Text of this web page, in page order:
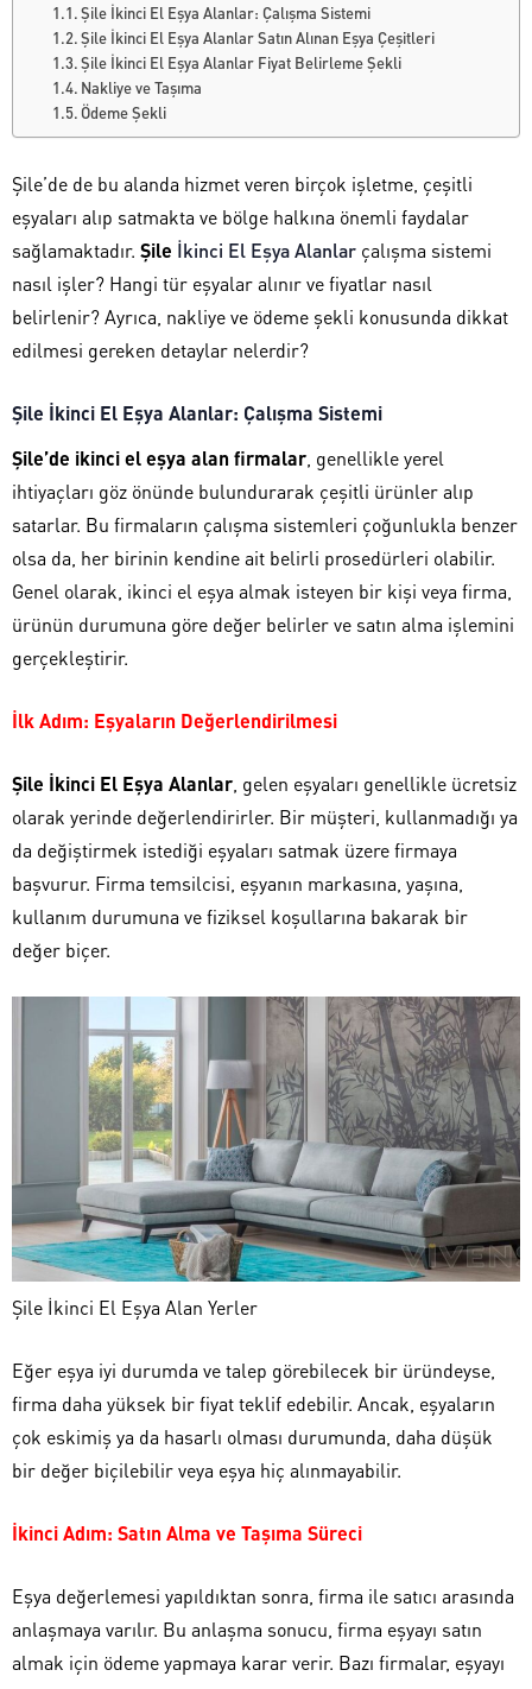
Şile İkinci El Eşya Alanlar: Çalışma Sistemi
Şile İkinci El Eşya Alanlar Satın Alınan Eşya Çeşitleri
Şile İkinci El Eşya Alanlar Fiyat Belirleme Şekli
Nakliye ve Taşıma
Ödeme Şekli
Şile’de de bu alanda hizmet veren birçok işletme, çeşitli
eşyaları alıp satmakta ve bölge halkına önemli faydalar
sağlamaktadır. Şile İkinci El Eşya Alanlar çalışma sistemi
nasıl işler? Hangi tür eşyalar alınır ve fiyatlar nasıl
belirlenir? Ayrıca, nakliye ve ödeme şekli konusunda dikkat
edilmesi gereken detaylar nelerdir?
Şile İkinci El Eşya Alanlar: Çalışma Sistemi
Şile’de ikinci el eşya alan firmalar , genellikle yerel
ihtiyaçları göz önünde bulundurarak çeşitli ürünler alıp
satarlar. Bu firmaların çalışma sistemleri çoğunlukla benzer
olsa da, her birinin kendine ait belirli prosedürleri olabilir.
Genel olarak, ikinci el eşya almak isteyen bir kişi veya firma,
ürünün durumuna göre değer belirler ve satın alma işlemini
gerçekleştirir.
İlk Adım: Eşyaların Değerlendirilmesi
Şile İkinci El Eşya Alanlar , gelen eşyaları genellikle ücretsiz
olarak yerinde değerlendirirler. Bir müşteri, kullanmadığı ya
da değiştirmek istediği eşyaları satmak üzere firmaya
başvurur. Firma temsilcisi, eşyanın markasına, yaşına,
kullanım durumuna ve fiziksel koşullarına bakarak bir
değer biçer.
Şile İkinci El Eşya Alan Yerler
Eğer eşya iyi durumda ve talep görebilecek bir üründeyse,
firma daha yüksek bir fiyat teklif edebilir. Ancak, eşyaların
çok eskimiş ya da hasarlı olması durumunda, daha düşük
bir değer biçilebilir veya eşya hiç alınmayabilir.
İkinci Adım: Satın Alma ve Taşıma Süreci
Eşya değerlemesi yapıldıktan sonra, firma ile satıcı arasında
anlaşmaya varılır. Bu anlaşma sonucu, firma eşyayı satın
almak için ödeme yapmaya karar verir. Bazı firmalar, eşyayı